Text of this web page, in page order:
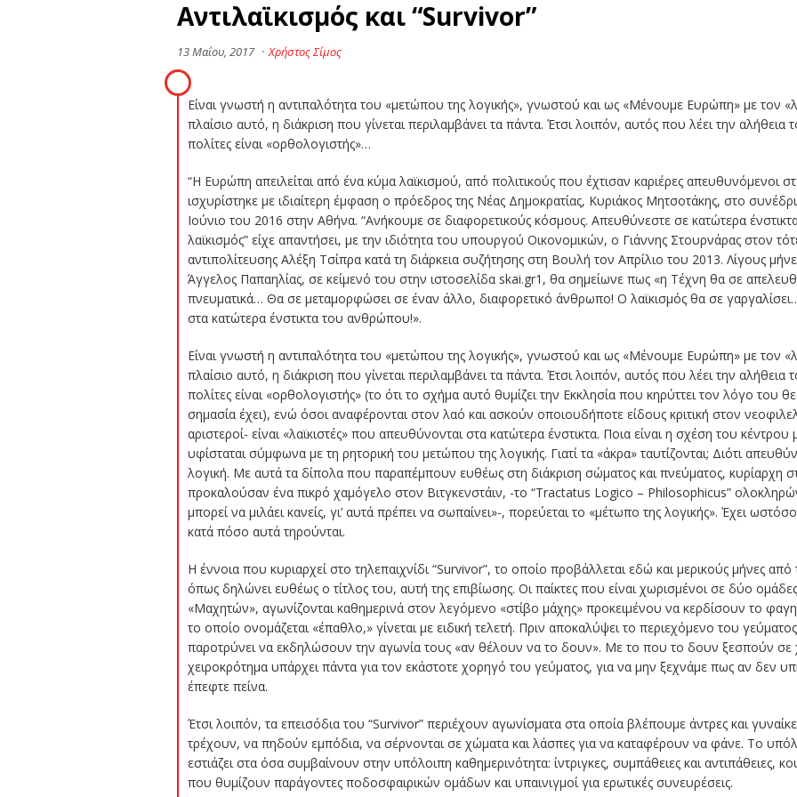
Αντιλαϊκισμός και “Survivor”
13 Μαΐου, 2017 · Χρήστος Σίμος
Είναι γνωστή η αντιπαλότητα του «μετώπου της λογικής», γνωστού και ως «Μένουμε Ευρώπη» με τον
πλαίσιο αυτό, η διάκριση που γίνεται περιλαμβάνει τα πάντα. Έτσι λοιπόν, αυτός που λέει την
πολίτες είναι «ορθολογιστής»…
“Η Ευρώπη απειλείται από ένα κύμα λαϊκισμού, από πολιτικούς που έχτισαν καριέρες απευθυνόμενοι
ισχυρίστηκε με ιδιαίτερη έμφαση ο πρόεδρος της Νέας Δημοκρατίας, Κυριάκος Μητσοτάκης, στο
Ιούνιο του 2016 στην Αθήνα. “Ανήκουμε σε διαφορετικούς κόσμους. Απευθύνεστε σε κατώτερα
λαϊκισμός” είχε απαντήσει, με την ιδιότητα του υπουργού Οικονομικών, ο Γιάννης Στουρνάρας στον
αντιπολίτευσης Αλέξη Τσίπρα κατά τη διάρκεια συζήτησης στη Βουλή τον Απρίλιο του 2013. Λίγους
Άγγελος Παπαηλίας, σε κείμενό του στην ιστοσελίδα skai.gr1 , θα σημείωνε πως «η Τέχνη θα σε
πνευματικά… Θα σε μεταμορφώσει σε έναν άλλο, διαφορετικό άνθρωπο! Ο λαϊκισμός θα σε
στα κατώτερα ένστικτα του ανθρώπου!».
Είναι γνωστή η αντιπαλότητα του «μετώπου της λογικής», γνωστού και ως «Μένουμε Ευρώπη» με τον
πλαίσιο αυτό, η διάκριση που γίνεται περιλαμβάνει τα πάντα. Έτσι λοιπόν, αυτός που λέει την
πολίτες είναι «ορθολογιστής» (το ότι το σχήμα αυτό θυμίζει την Εκκλησία που κηρύττει τον λόγο του
σημασία έχει), ενώ όσοι αναφέρονται στον λαό και ασκούν οποιουδήποτε είδους κριτική στον
αριστεροί- είναι «λαϊκιστές» που απευθύνονται στα κατώτερα ένστικτα. Ποια είναι η σχέση του
υφίσταται σύμφωνα με τη ρητορική του μετώπου της λογικής. Γιατί τα «άκρα» ταυτίζονται; Διότι
λογική. Με αυτά τα δίπολα που παραπέμπουν ευθέως στη διάκριση σώματος και πνεύματος, κυρίαρχη
προκαλούσαν ένα πικρό χαμόγελο στον Βιτγκενστάιν, -το “Tractatus Logico – Philosophicus”
μπορεί να μιλάει κανείς, γι’ αυτά πρέπει να σωπαίνει»-, πορεύεται το «μέτωπο της λογικής». Έχει
κατά πόσο αυτά τηρούνται.
Η έννοια που κυριαρχεί στο τηλεπαιχνίδι “Survivor”, το οποίο προβάλλεται εδώ και μερικούς μήνες
όπως δηλώνει ευθέως ο τίτλος του, αυτή της επιβίωσης. Οι παίκτες που είναι χωρισμένοι σε δύο
«Μαχητών», αγωνίζονται καθημερινά στον λεγόμενο «στίβο μάχης» προκειμένου να κερδίσουν το
το οποίο ονομάζεται «έπαθλο,» γίνεται με ειδική τελετή. Πριν αποκαλύψει το περιεχόμενο του
παροτρύνει να εκδηλώσουν την αγωνία τους «αν θέλουν να το δουν». Με το που το δουν ξεσπούν σε
χειροκρότημα υπάρχει πάντα για τον εκάστοτε χορηγό του γεύματος, για να μην ξεχνάμε πως αν δεν
έπεφτε πείνα.
Έτσι λοιπόν, τα επεισόδια του “Survivor” περιέχουν αγωνίσματα στα οποία βλέπουμε άντρες και
τρέχουν, να πηδούν εμπόδια, να σέρνονται σε χώματα και λάσπες για να καταφέρουν να φάνε. Το
εστιάζει στα όσα συμβαίνουν στην υπόλοιπη καθημερινότητα: ίντριγκες, συμπάθειες και αντιπάθειες,
που θυμίζουν παράγοντες ποδοσφαιρικών ομάδων και υπαινιγμοί για ερωτικές συνευρέσεις.